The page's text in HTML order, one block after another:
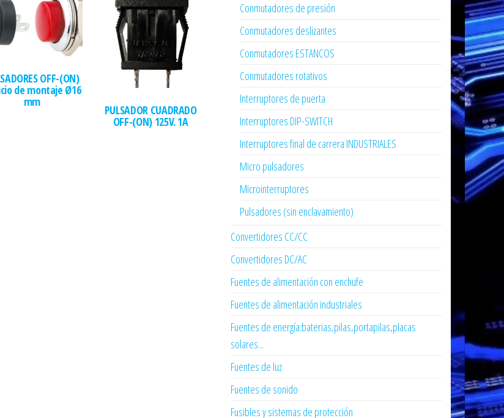
OFF-(ON)
de montaje Ø16
mm
PULSADOR CUADRADO
OFF-(ON) 125V. 1A
Conmutadores de presión
Conmutadores deslizantes
Conmutadores ESTANCOS
Conmutadores rotativos
Interruptores de puerta
Interruptores DIP-SWITCH
Interruptores final de carrera INDUSTRIALES
Micro pulsadores
Microinterruptores
Pulsadores (sin enclavamiento)
Convertidores CC/CC
Convertidores DC/AC
Fuentes de alimentación con enchufe
Fuentes de alimentación industriales
Fuentes de energía:baterias,pilas,portapilas,placas
solares...
Fuentes de luz
Fuentes de sonido
Fusibles y sistemas de protección